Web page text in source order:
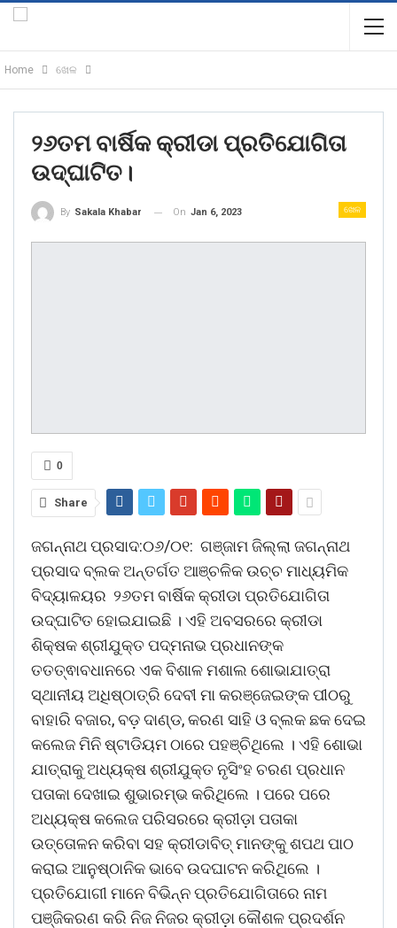
Home ଖେଳ
୨୬ତମ ବାର୍ଷିକ କ୍ରୀଡା ପ୍ରତିଯୋଗିତା
ଉଦ୍ଘାଟିତ।
ଖେଳ
By Sakala Khabar On Jan 6, 2023
0
Share
ଜଗନ୍ନାଥ ପ୍ରସାଦ:୦୬/୦୧: ଗଞ୍ଜାମ ଜିଲ୍ଲା ଜଗନ୍ନାଥ
ପ୍ରସାଦ ବ୍ଲକ ଅନ୍ତର୍ଗତ ଆଞ୍ଚଳିକ ଉଚ୍ଚ ମାଧ୍ୟମିକ
ବିଦ୍ୟାଳୟର ୨୬ତମ ବାର୍ଷିକ କ୍ରୀଡା ପ୍ରତିଯୋଗିତା
ଉଦ୍ଘାଟିତ ହୋଇଯାଇଛି । ଏହି ଅବସରରେ କ୍ରୀଡା
ଶିକ୍ଷକ ଶ୍ରୀଯୁକ୍ତ ପଦ୍ମନାଭ ପ୍ରଧାନଙ୍କ
ତତତ୍ଵାବଧାନରେ ଏକ ବିଶାଳ ମଶାଲ ଶୋଭାଯାତ୍ରା
ସ୍ଥାନୀୟ ଅଧିଷ୍ଠାତ୍ରି ଦେବୀ ମା କରଞ୍ଜେଇଙ୍କ ପୀଠରୁ
ବାହାରି ବଜାର, ବଡ଼ ଦାଣ୍ଡ, କରଣ ସାହି ଓ ବ୍ଲକ ଛକ ଦେଇ
କଲେଜ ମିନି ଷ୍ଟାଡିୟମ ଠାରେ ପହଞ୍ଚିଥିଲେ । ଏହି ଶୋଭା
ଯାତ୍ରାକୁ ଅଧ୍ୟକ୍ଷ ଶ୍ରୀଯୁକ୍ତ ନୃସିଂହ ଚରଣ ପ୍ରଧାନ
ପତାକା ଦେଖାଇ ଶୁଭାରମ୍ଭ କରିଥିଲେ । ପରେ ପରେ
ଅଧ୍ୟକ୍ଷ କଲେଜ ପରିସରରେ କ୍ରୀଡ଼ା ପତାକା
ଉତ୍ତୋଳନ କରିବା ସହ କ୍ରୀଡାବିତ୍ ମାନଙ୍କୁ ଶପଥ ପାଠ
କରାଇ ଆନୁଷ୍ଠାନିକ ଭାବେ ଉଦଘାଟନ କରିଥିଲେ ।
ପ୍ରତିଯୋଗୀ ମାନେ ବିଭିନ୍ନ ପ୍ରତିଯୋଗିତାରେ ନାମ
ପଞ୍ଜିକରଣ କରି ନିଜ ନିଜର କ୍ରୀଡ଼ା କୌଶଳ ପ୍ରଦର୍ଶନ